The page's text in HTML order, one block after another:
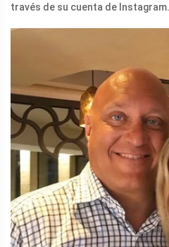
través de su cuenta de Instagram.